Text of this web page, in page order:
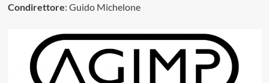
Condirettore: Guido Michelone